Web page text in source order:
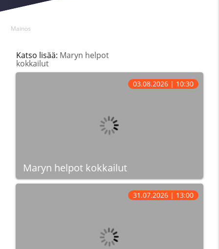
Mainos
Katso lisää: Maryn helpot
kokkailut
Maryn helpot kokkailut
03.08.2026 | 10:30
31.07.2026 | 13:00